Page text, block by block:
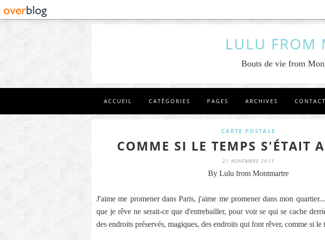
LULU FROM
Bouts de vie from
ACCUEIL CATÉGORIES PAGES ARCHIVES CONTACT
CARTE POSTALE
COMME SI LE TEMPS S'ÉTAIT
21 NOVEMBRE 2011
By Lulu from Montmartre
J'aime me promener dans Paris, j'aime me promener dans mon
que je rêve ne serait-ce que d'entrebailler, pour voir se qui se cache
des endroits préservés, magiques, des endroits qui font rêver, comme si le